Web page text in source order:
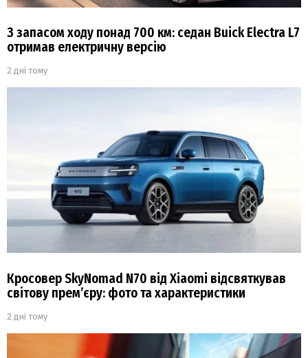
З запасом ходу понад 700 км: седан Buick Electra L7
отримав електричну версію
2 дні тому
Кросовер SkyNomad N70 від Xiaomi відсвяткував
світову прем’єру: фото та характеристики
2 дні тому